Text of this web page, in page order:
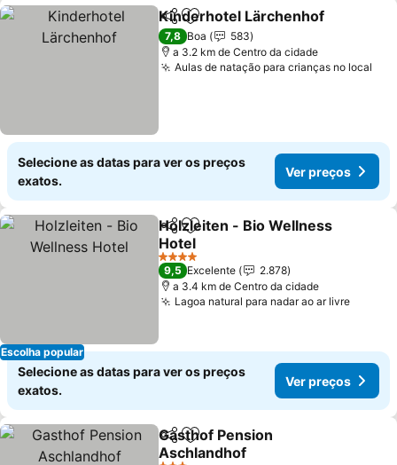
PartilharAdicionar aos favoritos
Kinderhotel Lärchenhof
7,8 Boa
583
a 3.2 km de Centro da cidade
Aulas de natação para crianças no local
Selecione as datas para ver os preços
exatos.
Ver preços
Escolha popular
PartilharAdicionar aos favoritos
Holzleiten - Bio Wellness
Hotel
4 Estrelas
9,5 Excelente
2.878
a 3.4 km de Centro da cidade
Lagoa natural para nadar ao ar livre
Selecione as datas para ver os preços
exatos.
Ver preços
PartilharAdicionar aos favoritos
Gasthof Pension
Aschlandhof